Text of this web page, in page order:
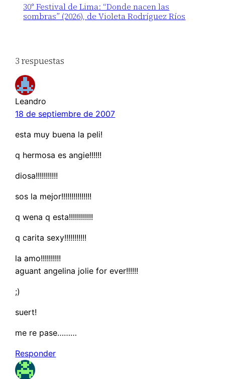
30° Festival de Lima: “Donde nacen las
sombras” (2026), de Violeta Rodríguez Ríos
3 respuestas
Leandro
18 de septiembre de 2007
esta muy buena la peli!
q hermosa es angie!!!!!!
diosa!!!!!!!!!!!
sos la mejor!!!!!!!!!!!!!!!
q wena q esta!!!!!!!!!!!!
q carita sexy!!!!!!!!!!!
la amo!!!!!!!!!!
aguant angelina jolie for ever!!!!!!
;)
suert!
me re pase………
Responder